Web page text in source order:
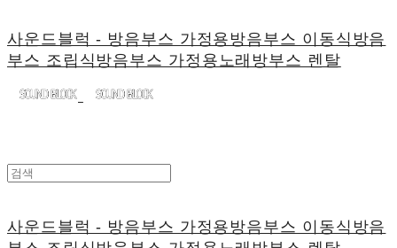
사운드블럭 - 방음부스 가정용방음부스 이동식방음
부스 조립식방음부스 가정용노래방부스 렌탈
사운드블럭 - 방음부스 가정용방음부스 이동식방음